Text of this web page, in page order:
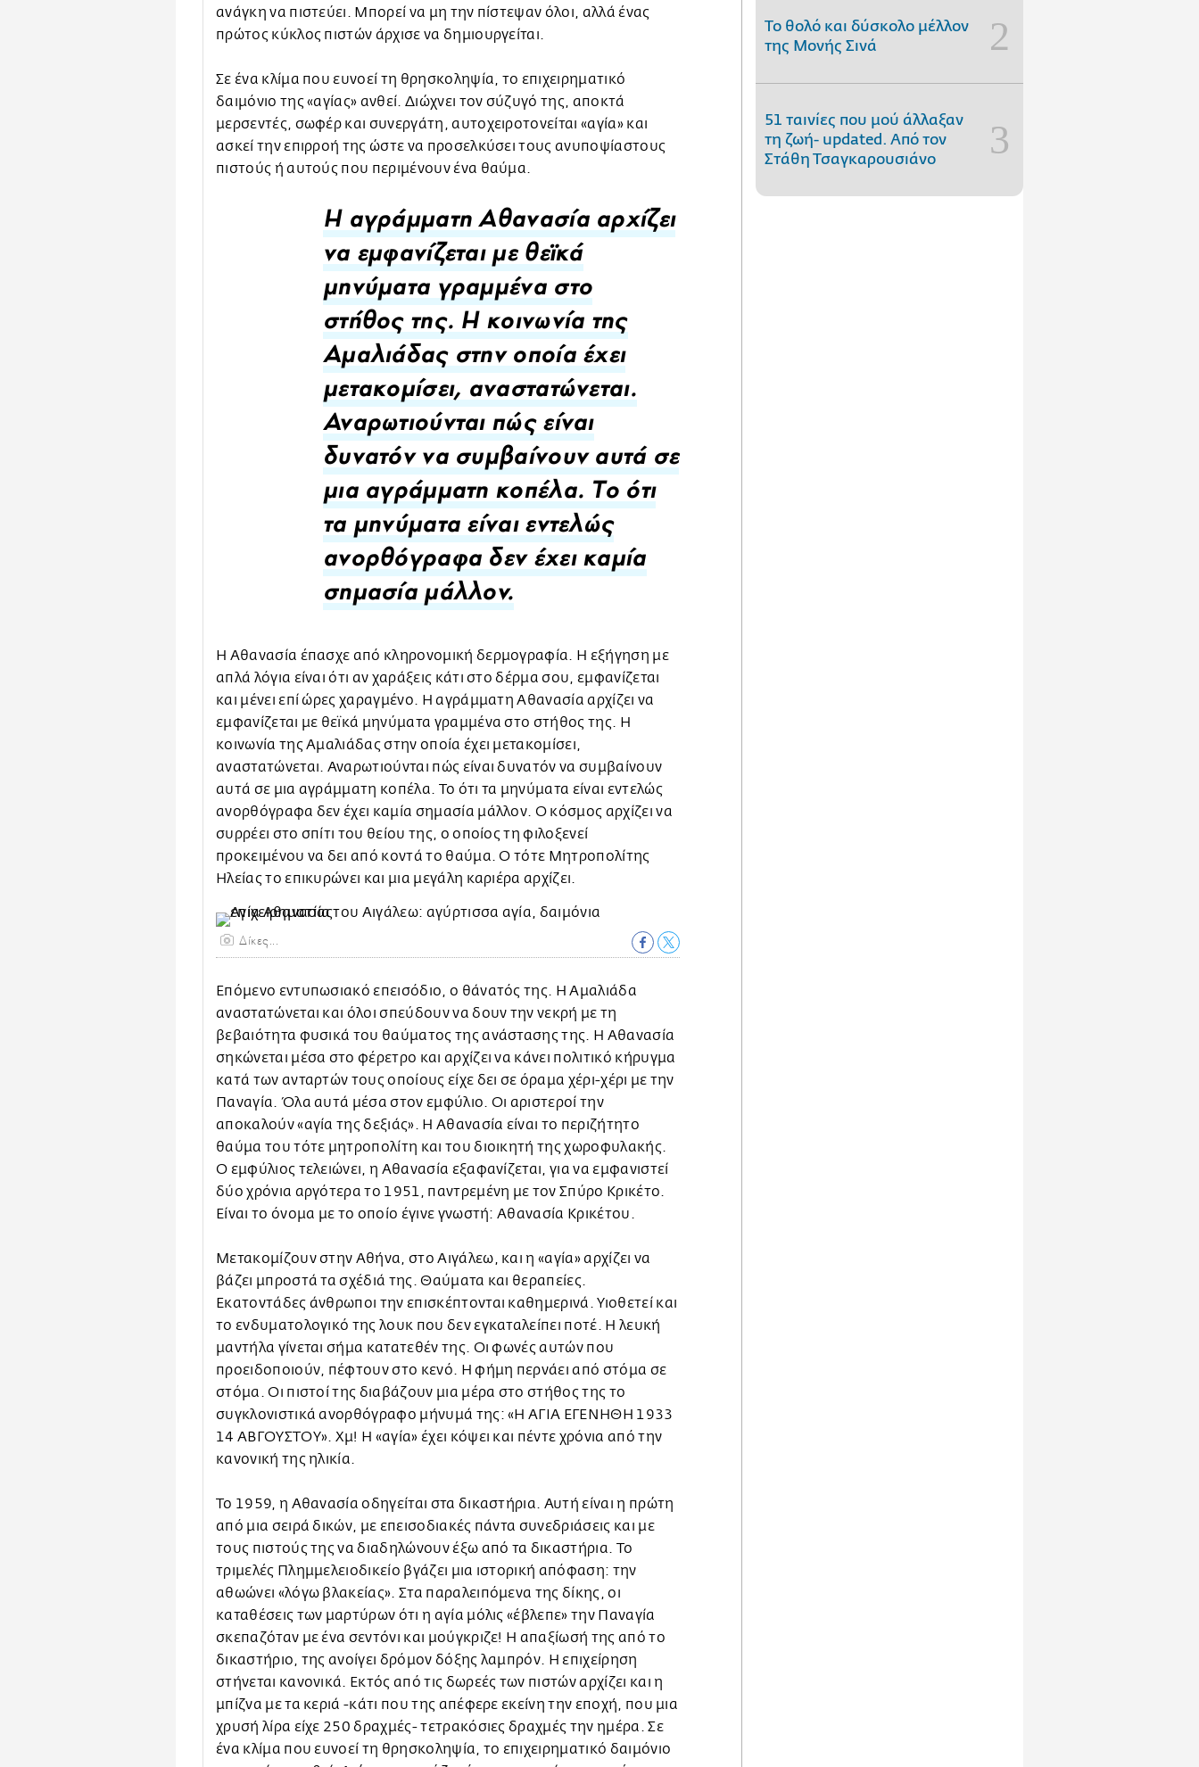
ανάγκη να πιστεύει. Μπορεί να μη την πίστεψαν όλοι, αλλά ένας
πρώτος κύκλος πιστών άρχισε να δημιουργείται.
Σε ένα κλίμα που ευνοεί τη θρησκοληψία, το επιχειρηματικό
δαιμόνιο της «αγίας» ανθεί. Διώχνει τον σύζυγό της, αποκτά
μερσεντές, σωφέρ και συνεργάτη, αυτοχειροτονείται «αγία» και
ασκεί την επιρροή της ώστε να προσελκύσει τους ανυποψίαστους
πιστούς ή αυτούς που περιμένουν ένα θαύμα.
Η αγράμματη Αθανασία αρχίζει
να εμφανίζεται με θεϊκά
μηνύματα γραμμένα στο
στήθος της. Η κοινωνία της
Αμαλιάδας στην οποία έχει
μετακομίσει, αναστατώνεται.
Αναρωτιούνται πώς είναι
δυνατόν να συμβαίνουν αυτά σε
μια αγράμματη κοπέλα. Το ότι
τα μηνύματα είναι εντελώς
ανορθόγραφα δεν έχει καμία
σημασία μάλλον.
Η Αθανασία έπασχε από κληρονομική δερμογραφία. Η εξήγηση με
απλά λόγια είναι ότι αν χαράξεις κάτι στο δέρμα σου, εμφανίζεται
και μένει επί ώρες χαραγμένο. Η αγράμματη Αθανασία αρχίζει να
εμφανίζεται με θεϊκά μηνύματα γραμμένα στο στήθος της. Η
κοινωνία της Αμαλιάδας στην οποία έχει μετακομίσει,
αναστατώνεται. Αναρωτιούνται πώς είναι δυνατόν να συμβαίνουν
αυτά σε μια αγράμματη κοπέλα. Το ότι τα μηνύματα είναι εντελώς
ανορθόγραφα δεν έχει καμία σημασία μάλλον. Ο κόσμος αρχίζει να
συρρέει στο σπίτι του θείου της, ο οποίος τη φιλοξενεί
προκειμένου να δει από κοντά το θαύμα. Ο τότε Μητροπολίτης
Ηλείας το επικυρώνει και μια μεγάλη καριέρα αρχίζει.
Δίκες...
Επόμενο εντυπωσιακό επεισόδιο, ο θάνατός της. Η Αμαλιάδα
αναστατώνεται και όλοι σπεύδουν να δουν την νεκρή με τη
βεβαιότητα φυσικά του θαύματος της ανάστασης της. Η Αθανασία
σηκώνεται μέσα στο φέρετρο και αρχίζει να κάνει πολιτικό κήρυγμα
κατά των ανταρτών τους οποίους είχε δει σε όραμα χέρι-χέρι με την
Παναγία. Όλα αυτά μέσα στον εμφύλιο. Οι αριστεροί την
αποκαλούν «αγία της δεξιάς». Η Αθανασία είναι το περιζήτητο
θαύμα του τότε μητροπολίτη και του διοικητή της χωροφυλακής.
Ο εμφύλιος τελειώνει, η Αθανασία εξαφανίζεται, για να εμφανιστεί
δύο χρόνια αργότερα το 1951, παντρεμένη με τον Σπύρο Κρικέτο.
Είναι το όνομα με το οποίο έγινε γνωστή: Αθανασία Κρικέτου.
Μετακομίζουν στην Αθήνα, στο Αιγάλεω, και η «αγία» αρχίζει να
βάζει μπροστά τα σχέδιά της. Θαύματα και θεραπείες.
Εκατοντάδες άνθρωποι την επισκέπτονται καθημερινά. Υιοθετεί και
το ενδυματολογικό της λουκ που δεν εγκαταλείπει ποτέ. H λευκή
μαντήλα γίνεται σήμα κατατεθέν της. Οι φωνές αυτών που
προειδοποιούν, πέφτουν στο κενό. Η φήμη περνάει από στόμα σε
στόμα. Οι πιστοί της διαβάζουν μια μέρα στο στήθος της το
συγκλονιστικά ανορθόγραφο μήνυμά της: «Η ΑΓΙΑ ΕΓΕΝΗΘΗ 1933
14 ΑΒΓΟΥΣΤΟΥ». Χμ! Η «αγία» έχει κόψει και πέντε χρόνια από την
κανονική της ηλικία.
Το 1959, η Αθανασία οδηγείται στα δικαστήρια. Αυτή είναι η πρώτη
από μια σειρά δικών, με επεισοδιακές πάντα συνεδριάσεις και με
τους πιστούς της να διαδηλώνουν έξω από τα δικαστήρια. Το
τριμελές Πλημμελειοδικείο βγάζει μια ιστορική απόφαση: την
αθωώνει «λόγω βλακείας». Στα παραλειπόμενα της δίκης, οι
καταθέσεις των μαρτύρων ότι η αγία μόλις «έβλεπε» την Παναγία
σκεπαζόταν με ένα σεντόνι και μούγκριζε! Η απαξίωσή της από το
δικαστήριο, της ανοίγει δρόμον δόξης λαμπρόν. Η επιχείρηση
στήνεται κανονικά. Εκτός από τις δωρεές των πιστών αρχίζει και η
μπίζνα με τα κεριά -κάτι που της απέφερε εκείνη την εποχή, που μια
χρυσή λίρα είχε 250 δραχμές- τετρακόσιες δραχμές την ημέρα. Σε
ένα κλίμα που ευνοεί τη θρησκοληψία, το επιχειρηματικό δαιμόνιο
Το θολό και δύσκολο μέλλον
της Μονής Σινά
51 ταινίες που μού άλλαξαν
τη ζωή- updated. Aπό τον
Στάθη Τσαγκαρουσιάνο